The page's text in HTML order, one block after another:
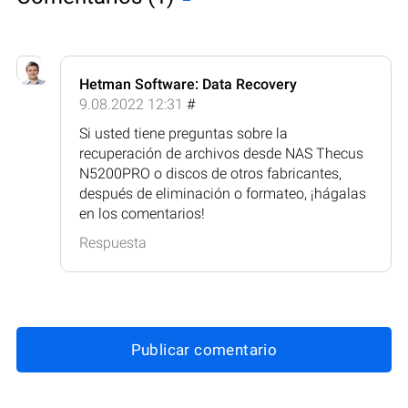
Hetman Software: Data Recovery
9.08.2022 12:31 #
Si usted tiene preguntas sobre la
recuperación de archivos desde NAS Thecus
N5200PRO o discos de otros fabricantes,
después de eliminación o formateo, ¡hágalas
en los comentarios!
Respuesta
Publicar comentario